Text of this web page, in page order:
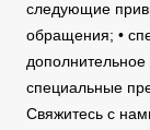
следующие
обращения; •
специальные
Свяжитесь с